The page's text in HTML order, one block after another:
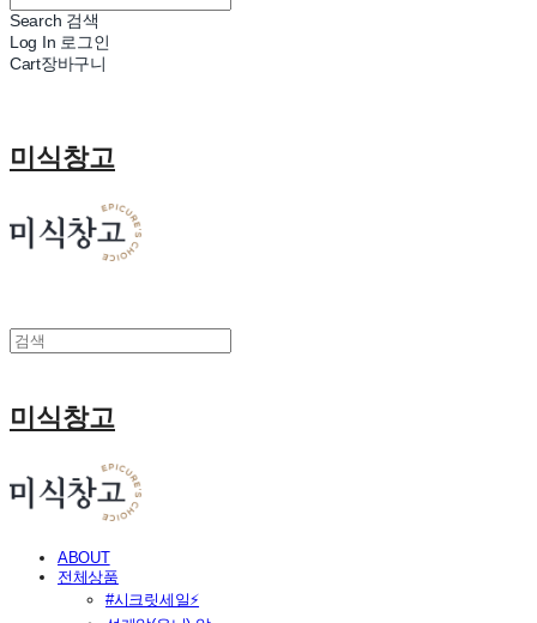
Search 검색
Log In 로그인
Cart장바구니
미식창고
미식창고
ABOUT
전체상품
#시크릿세일⚡